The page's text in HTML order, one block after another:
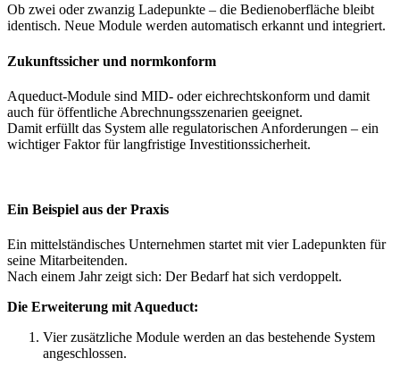
Ob zwei oder zwanzig Ladepunkte – die Bedienoberfläche bleibt
identisch. Neue Module werden automatisch erkannt und integriert.
Zukunftssicher und normkonform
Aqueduct-Module sind MID- oder eichrechtskonform und damit
auch für öffentliche Abrechnungsszenarien geeignet.
Damit erfüllt das System alle regulatorischen Anforderungen – ein
wichtiger Faktor für langfristige Investitionssicherheit.
Ein Beispiel aus der Praxis
Ein mittelständisches Unternehmen startet mit vier Ladepunkten für
seine Mitarbeitenden.
Nach einem Jahr zeigt sich: Der Bedarf hat sich verdoppelt.
Die Erweiterung mit Aqueduct:
Vier zusätzliche Module werden an das bestehende System
angeschlossen.